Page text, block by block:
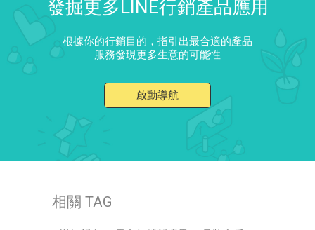
發掘更多LINE行銷產品應用
根據你的行銷目的，指引出最合適的產品
服務發現更多生意的可能性
啟動導航
相關 TAG